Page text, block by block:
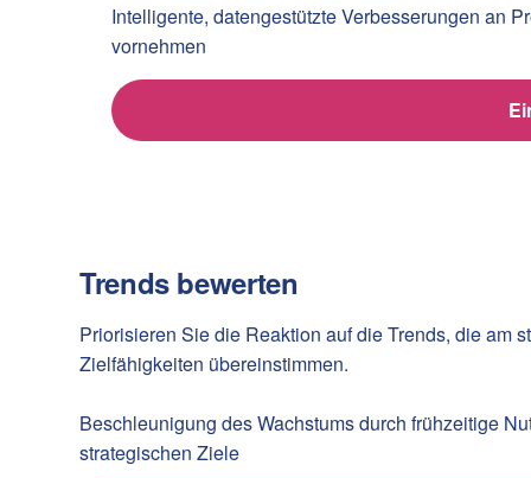
Intelligente, datengestützte Verbesserungen an
vornehmen
Trends bewerten
Priorisieren Sie die Reaktion auf die Trends, die am
Zielfähigkeiten übereinstimmen.
Beschleunigung des Wachstums durch frühzeitige
strategischen Ziele